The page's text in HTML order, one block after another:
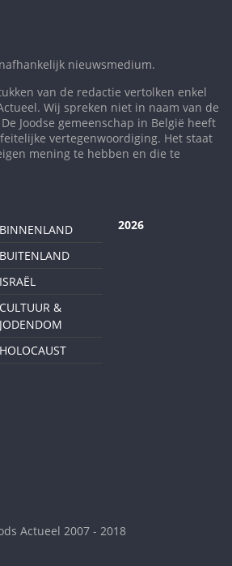
nieuwsmedium.
van de redactie vertolken enkel
Wij spreken niet in naam van de
Joodse gemeenschap in België heeft
vertegenwoordiging. Het staat
mening te hebben en die te
BINNENLAND
BUITENLAND
ISRAËL
CULTUUR &
JODENDOM
HOLOCAUST
2026
Actueel 2007 - 2018